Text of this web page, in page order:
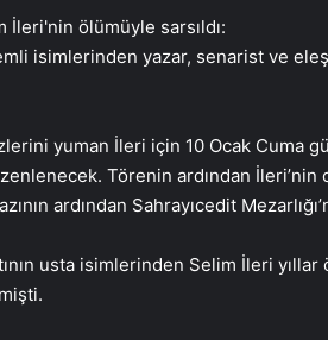
isimlerinden yazar, senarist ve
yuman İleri için 10 Ocak Cuma
Törenin ardından İleri’nin
ardından Sahrayıcedit
usta isimlerinden Selim İleri